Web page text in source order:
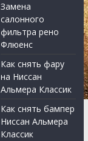
Замена
салонного
фильтра рено
Флюенс
Как снять фару
на Ниссан
Альмера Классик
Как снять бампер
Ниссан Альмера
Классик